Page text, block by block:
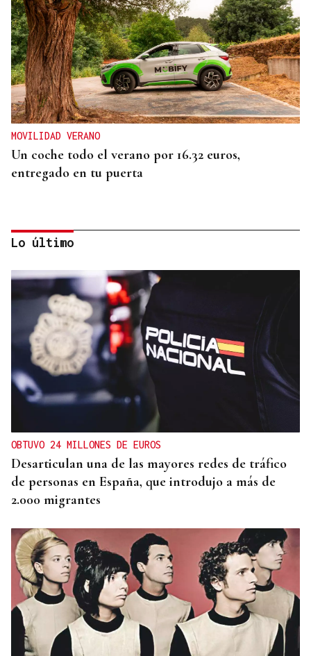
MOVILIDAD VERANO
Un coche todo el verano por 16.32 euros,
entregado en tu puerta
CONATO EXTINGUIDO
Vídeo | Se desata un incendio forestal en una
Lo último
OBTUVO 24 MILLONES DE EUROS
Desarticulan una de las mayores redes de tráfico
de personas en España, que introdujo a más de
2.000 migrantes